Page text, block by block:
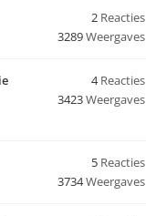
2 Reacties
3289Weergaves
4Reacties
3423Weergaves
5 Reacties
3734Weergaves